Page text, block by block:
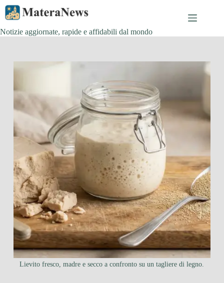
Salta
contenuto
Notizie aggiornate, rapide e affidabili dal mondo
Lievito fresco, madre e secco a confronto su un tagliere di legno.